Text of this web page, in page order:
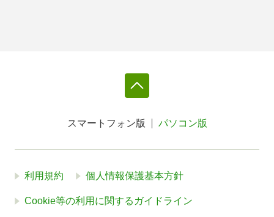
スマートフォン版 パソコン版
利用規約 個人情報保護基本方針
Cookie等の利用に関するガイドライン